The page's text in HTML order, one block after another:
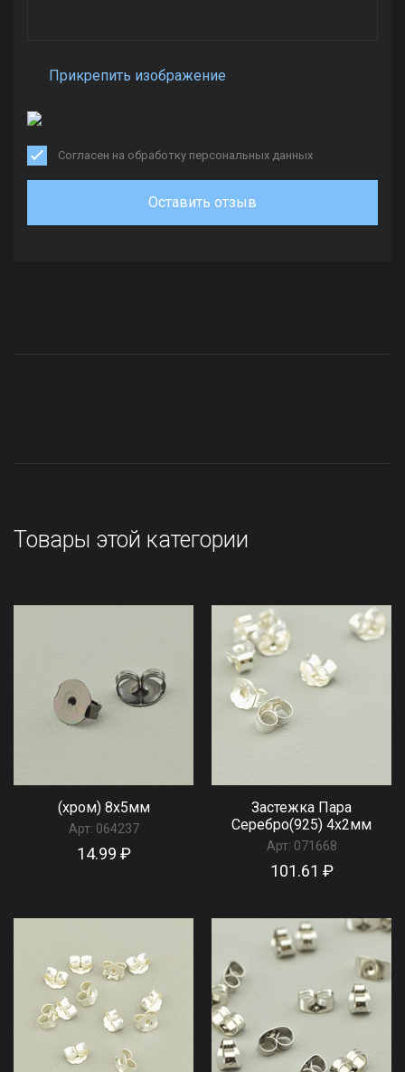
Прикрепить изображение
Согласен на обработку персональных данных
Оставить отзыв
Товары этой категории
(хром) 8x5мм
Арт: 064237
14.99 ₽
Застежка Пара
Серебро(925) 4x2мм
Арт: 071668
101.61 ₽